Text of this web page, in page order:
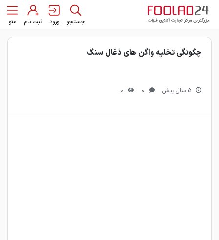
جستجو ورود ثبت نام منو
چگونگی تخلیه واگن های ذغال سنگ